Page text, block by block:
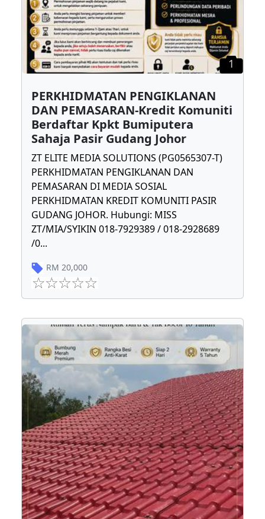
1
PERKHIDMATAN PENGIKLANAN
DAN PEMASARAN-Kredit Komuniti
Berdaftar Kpkt Bumiputera
Sahaja Pasir Gudang Johor
ZT ELITE MEDIA SOLUTIONS (PG0565307-T)
PERKHIDMATAN PENGIKLANAN DAN
PEMASARAN DI MEDIA SOSIAL
PERKHIDMATAN KREDIT KOMUNITI PASIR
GUDANG JOHOR. Hubungi: MISS
ZT/MIA/SYIKIN 018-7929389 / 018-2928689
/0...
RM 20,000